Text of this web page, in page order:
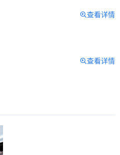
查看详情
查看详情